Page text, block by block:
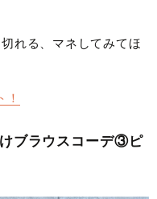
れる、マネしてみてほ
けブラウスコーデ③ピ